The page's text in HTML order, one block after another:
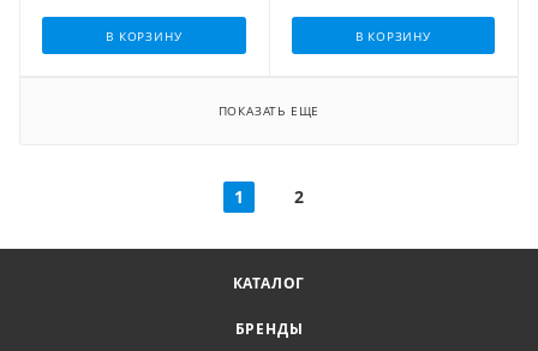
В КОРЗИНУ В КОРЗИНУ
ПОКАЗАТЬ ЕЩЕ
1 2
КАТАЛОГ
БРЕНДЫ